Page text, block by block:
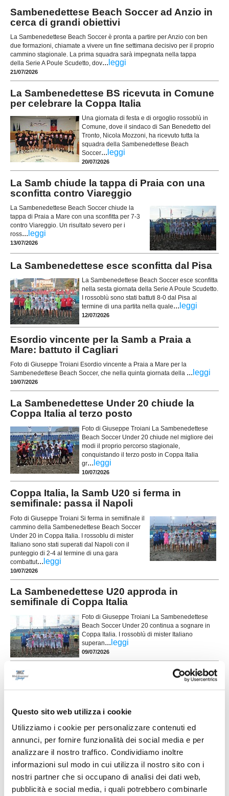
Questo sito web utilizza i cookie
Utilizziamo i cookie per personalizzare contenuti ed
annunci, per fornire funzionalità dei social media e per
analizzare il nostro traffico. Condividiamo inoltre
informazioni sul modo in cui utilizza il nostro sito con i
nostri partner che si occupano di analisi dei dati web,
pubblicità e social media, i quali potrebbero combinarle
Sambenedettese Beach Soccer ad Anzio in
cerca di grandi obiettivi
La Sambenedettese Beach Soccer è pronta a partire per Anzio con ben
due formazioni, chiamate a vivere un fine settimana decisivo per il proprio
cammino stagionale. La prima squadra sarà impegnata nella tappa
della Serie A Poule Scudetto, dov... leggi
21/07/2026
La Sambenedettese BS ricevuta in Comune
per celebrare la Coppa Italia
Una giornata di festa e di orgoglio rossoblù in
Comune, dove il sindaco di San Benedetto del
Tronto, Nicola Mozzoni, ha ricevuto tutta la
squadra della Sambenedettese Beach
Soccer... leggi
20/07/2026
La Samb chiude la tappa di Praia con una
sconfitta contro Viareggio
La Sambenedettese Beach Soccer chiude la
tappa di Praia a Mare con una sconfitta per 7-3
contro Viareggio. Un risultato severo per i
ross... leggi
13/07/2026
La Sambenedettese esce sconfitta dal Pisa
La Sambenedettese Beach Soccer esce sconfitta
nella sesta giornata della Serie A Poule Scudetto.
I rossoblù sono stati battuti 8-0 dal Pisa al
termine di una partita nella quale... leggi
12/07/2026
Esordio vincente per la Samb a Praia a
Mare: battuto il Cagliari
Foto di Giuseppe Troiani Esordio vincente a Praia a Mare per la
Sambenedettese Beach Soccer, che nella quinta giornata della ... leggi
10/07/2026
La Sambenedettese Under 20 chiude la
Coppa Italia al terzo posto
Foto di Giuseppe Troiani La Sambenedettese
Beach Soccer Under 20 chiude nel migliore dei
modi il proprio percorso stagionale,
conquistando il terzo posto in Coppa Italia
gr... leggi
10/07/2026
Coppa Italia, la Samb U20 si ferma in
semifinale: passa il Napoli
Foto di Giuseppe Troiani Si ferma in semifinale il
cammino della Sambenedettese Beach Soccer
Under 20 in Coppa Italia. I rossoblu di mister
Italiano sono stati superati dal Napoli con il
punteggio di 2-4 al termine di una gara
combattut... leggi
10/07/2026
La Sambenedettese U20 approda in
semifinale di Coppa Italia
Foto di Giuseppe Troiani La Sambenedettese
Beach Soccer Under 20 continua a sognare in
Coppa Italia. I rossoblù di mister Italiano
superan... leggi
09/07/2026
La Samb Next Gen A trionfa nella Fase
Regionale della Serie B
Sambenedettese, la Coppa Italia è tua:
battuto Napoli in finale
Foto di Giuseppe Troiani La Sambenedettese
Beach Soccer torna sul tetto d’Italia e lo fa nel
...leggi
22/06/2026